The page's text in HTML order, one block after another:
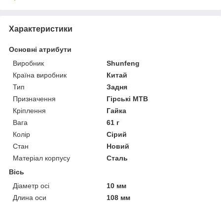
Характеристики
Основні атрибути
Виробник
Shunfeng
Країна виробник
Китай
Тип
Задня
Призначення
Гірські MTB
Кріплення
Гайка
Вага
61 г
Колір
Сірий
Стан
Новий
Матеріал корпусу
Сталь
Вісь
Діаметр осі
10 мм
Длина оси
108 мм